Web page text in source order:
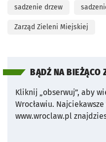
sadzenie drzew
Zarząd Zieleni Miejskiej
BĄDŹ NA BIEŻĄCO
Kliknij „obserwuj”, aby
Wrocławiu.
www.wroclaw.pl